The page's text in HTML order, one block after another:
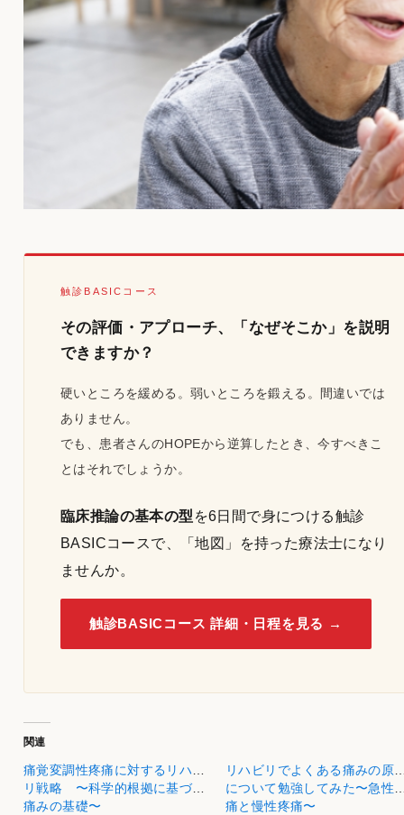
触診BASICコース
その評価・アプローチ、「なぜそこか」を説明
できますか？
硬いところを緩める。弱いところを鍛える。間違いでは
ありません。
でも、患者さんのHOPEから逆算したとき、今すべきこ
とはそれでしょうか。
臨床推論の基本の型 を6日間で身につける触診
BASICコースで、「地図」を持った療法士になり
ませんか。
触診BASICコース 詳細・日程を見る →
関連
痛覚変調性疼痛に対するリハビ
リ戦略 〜科学的根拠に基づく
痛みの基礎〜
リハビリでよくある痛みの原
について勉強してみた〜急性
痛と慢性疼痛〜